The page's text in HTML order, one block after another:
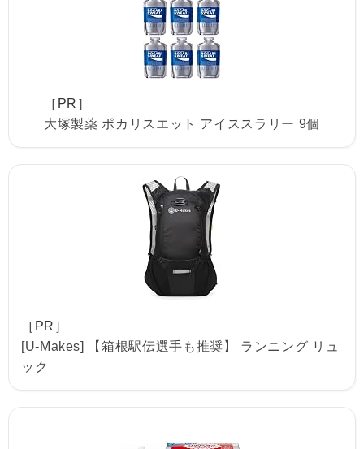
［PR］
大塚製薬 ポカリスエット アイススラリー 9個
［PR］
[U-Makes] 【箱根駅伝選手も推奨】 ランニング リュ
ック